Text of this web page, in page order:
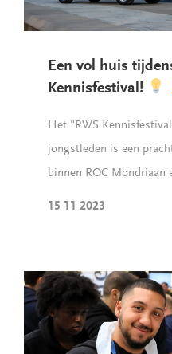
Een vol huis
Kennisfestival!
Het "RWS
jongstleden is een
binnen ROC Mondriaan
15 11 2023